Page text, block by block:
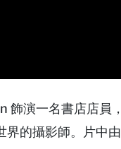
演一名書店店員，
界的攝影師。片中由